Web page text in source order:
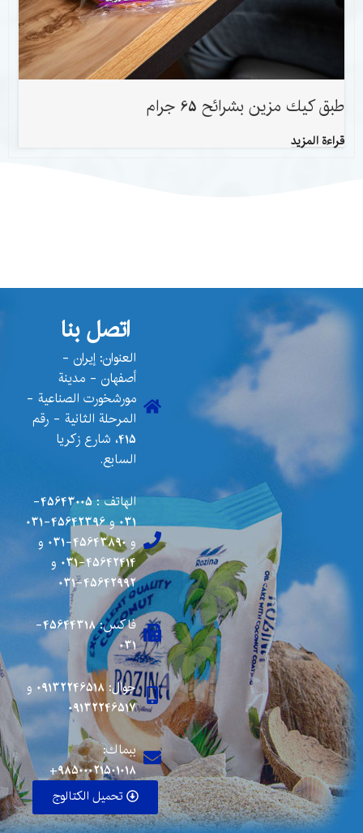
طبق كيك مزين بشرائح 65 جرام
قراءة المزيد
اتصل بنا
العنوان: إيران -
أصفهان - مدينة
مورشخورت الصناعية -
المرحلة الثانية - رقم
415، شارع زكريا
السابع.
الهاتف :
45643005-
031و45642396-031
و45643890-031
و
45642414-031
و
45642992-031
فاكس: 45644318-
031
جوال:09132246518 و
09132246517
ببماك:
98500021501018+
تحميل الكتالوج